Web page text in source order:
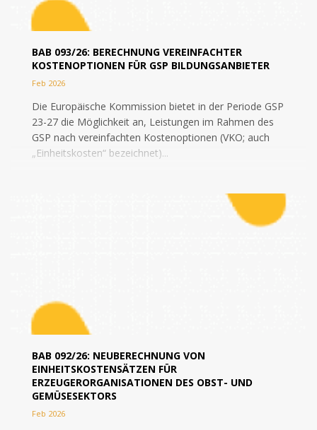
BAB 093/26: BERECHNUNG VEREINFACHTER
KOSTENOPTIONEN FÜR GSP BILDUNGSANBIETER
Feb 2026
Die Europäische Kommission bietet in der Periode GSP
23-27 die Möglichkeit an, Leistungen im Rahmen des
GSP nach vereinfachten Kostenoptionen (VKO; auch
„Einheitskosten“ bezeichnet)...
BAB 092/26: NEUBERECHNUNG VON
EINHEITSKOSTENSÄTZEN FÜR
ERZEUGERORGANISATIONEN DES OBST- UND
GEMÜSESEKTORS
Feb 2026